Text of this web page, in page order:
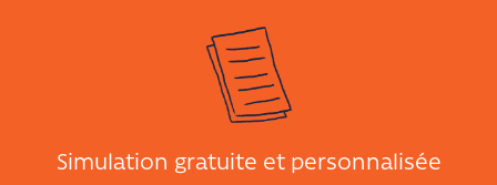
Simulation gratuite et personnalisée